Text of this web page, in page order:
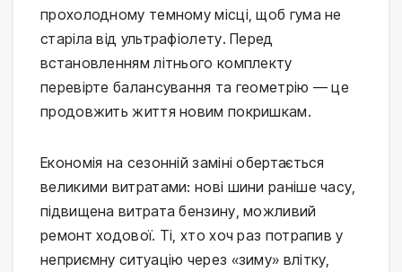
прохолодному темному місці, щоб гума не
старіла від ультрафіолету. Перед
встановленням літнього комплекту
перевірте балансування та геометрію — це
продовжить життя новим покришкам.
Економія на сезонній заміні обертається
великими витратами: нові шини раніше часу,
підвищена витрата бензину, можливий
ремонт ходової. Ті, хто хоч раз потрапив у
неприємну ситуацію через «зиму» влітку,